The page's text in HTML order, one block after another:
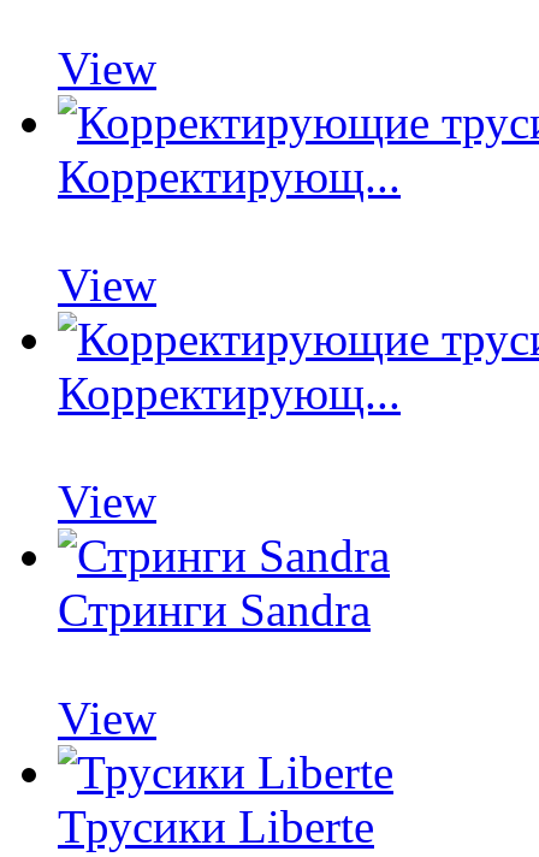
View
Корректирующ...
View
Корректирующ...
View
Стринги Sandra
View
Трусики Liberte